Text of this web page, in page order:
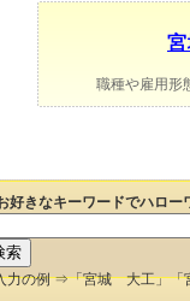
職種や雇用形
好きなキーワードでハロー
力の例 ⇒「宮城 大工」